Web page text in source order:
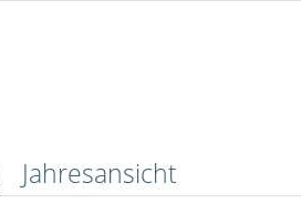
Jahresansicht